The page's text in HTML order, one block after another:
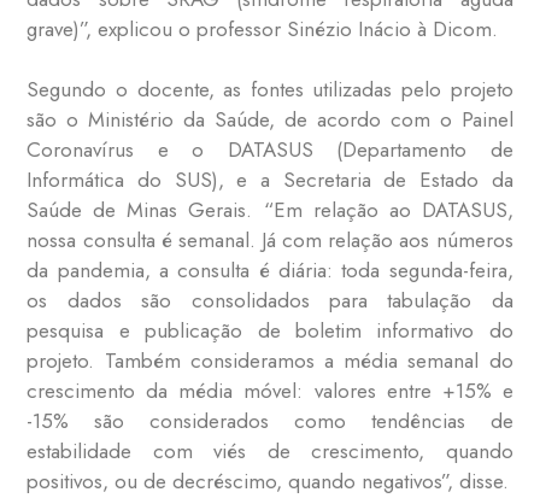
grave)”, explicou o professor Sinézio Inácio à Dicom.
Segundo o docente, as fontes utilizadas pelo projeto
são o Ministério da Saúde, de acordo com o Painel
Coronavírus e o DATASUS (Departamento de
Informática do SUS), e a Secretaria de Estado da
Saúde de Minas Gerais. “Em relação ao DATASUS,
nossa consulta é semanal. Já com relação aos números
da pandemia, a consulta é diária: toda segunda-feira,
os dados são consolidados para tabulação da
pesquisa e publicação de boletim informativo do
projeto. Também consideramos a média semanal do
crescimento da média móvel: valores entre +15% e
-15% são considerados como tendências de
estabilidade com viés de crescimento, quando
positivos, ou de decréscimo, quando negativos”, disse.